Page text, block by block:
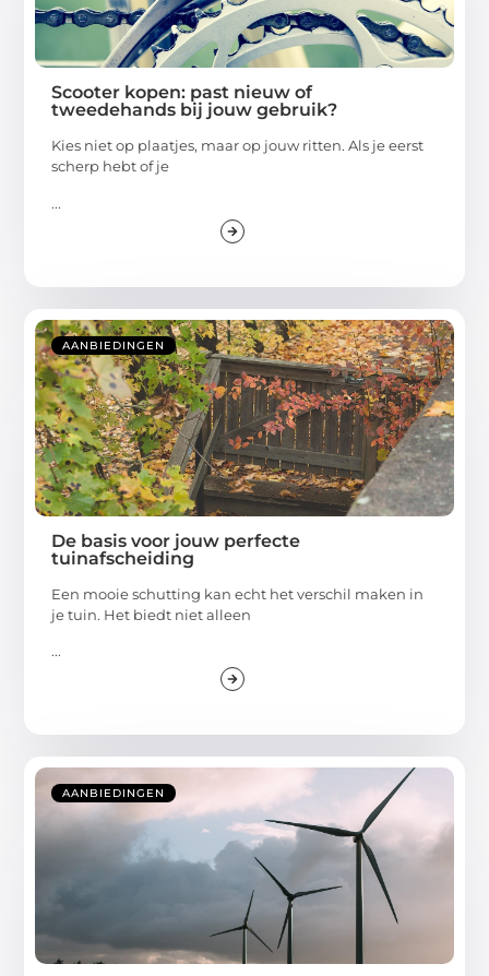
Scooter kopen: past nieuw of
tweedehands bij jouw gebruik?
Kies niet op plaatjes, maar op jouw ritten. Als je eerst
scherp hebt of je
...
AANBIEDINGEN
De basis voor jouw perfecte
tuinafscheiding
Een mooie schutting kan echt het verschil maken in
je tuin. Het biedt niet alleen
...
AANBIEDINGEN